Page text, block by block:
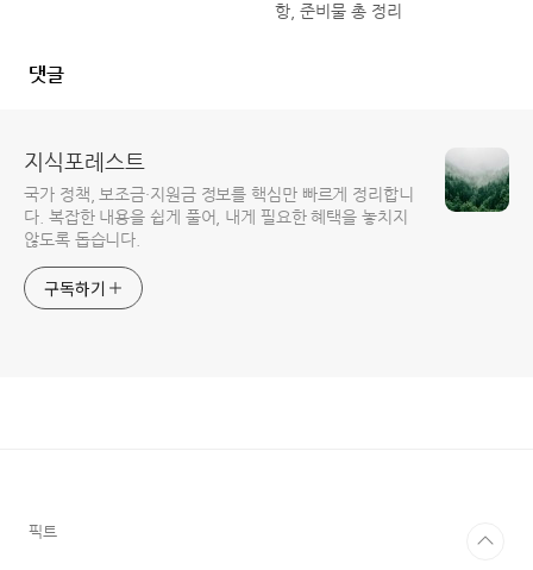
항, 준비물 총 정리
댓글
지식포레스트
국가 정책, 보조금·지원금 정보를 핵심만 빠르게 정리합니
다. 복잡한 내용을 쉽게 풀어, 내게 필요한 혜택을 놓치지
않도록 돕습니다.
구독하기
픽트